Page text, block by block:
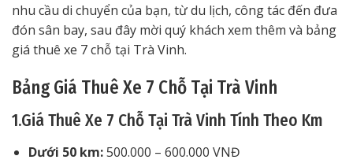
nhu cầu di chuyển của bạn, từ du lịch, công tác đến đưa
đón sân bay, sau đây mời quý khách xem thêm và bảng
giá thuê xe 7 chỗ tại Trà Vinh.
Bảng Giá Thuê Xe 7 Chỗ Tại Trà Vinh
1.Giá Thuê Xe 7 Chỗ Tại Trà Vinh Tính Theo Km
Dưới 50 km:500.000 – 600.000 VNĐ